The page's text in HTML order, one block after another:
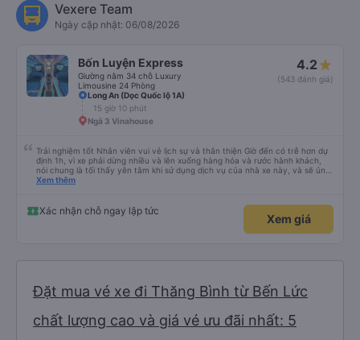
Vexere Team
Ngày cập nhật: 06/08/2026
Bốn Luyện Express
Giường nằm 34 chỗ Luxury
Limousine 24 Phòng
4.2
(543 đánh giá)
Long An (Dọc Quốc lộ 1A)
15 giờ 10 phút
Ngã 3 Vinahouse
Trải nghiệm tốt Nhân viên vui vẻ lịch sự và thân thiện Giờ đến có trễ hơn dự
định 1h, vì xe phải dừng nhiều và lên xuống hàng hóa và rước hành khách,
nói chung là tối thấy yên tâm khi sử dụng dịch vụ của nhà xe này, và sẽ ủng
hộ và giới thiệu cho người thân sử dụng dịch vụ của nhà xe này
Xem thêm
Xác nhận chỗ ngay lập tức
Xem giá
Đặt mua vé xe đi Thăng Bình từ Bến Lức
chất lượng cao và giá vé ưu đãi nhất: 5